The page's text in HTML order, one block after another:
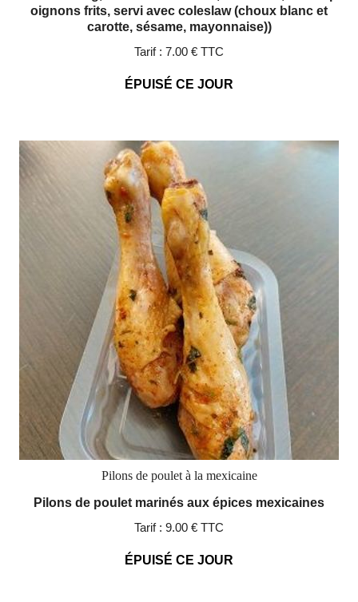
oignons frits, servi avec coleslaw (choux blanc et
carotte, sésame, mayonnaise))
Tarif : 7.00 € TTC
ÉPUISÉ CE JOUR
Pilons de poulet à la mexicaine
Pilons de poulet marinés aux épices mexicaines
Tarif : 9.00 € TTC
ÉPUISÉ CE JOUR